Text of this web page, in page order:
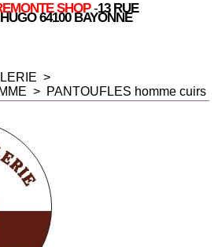
SHOP -13 RUE
64100 BAYONNE
>
> PANTOUFLES homme cuirs